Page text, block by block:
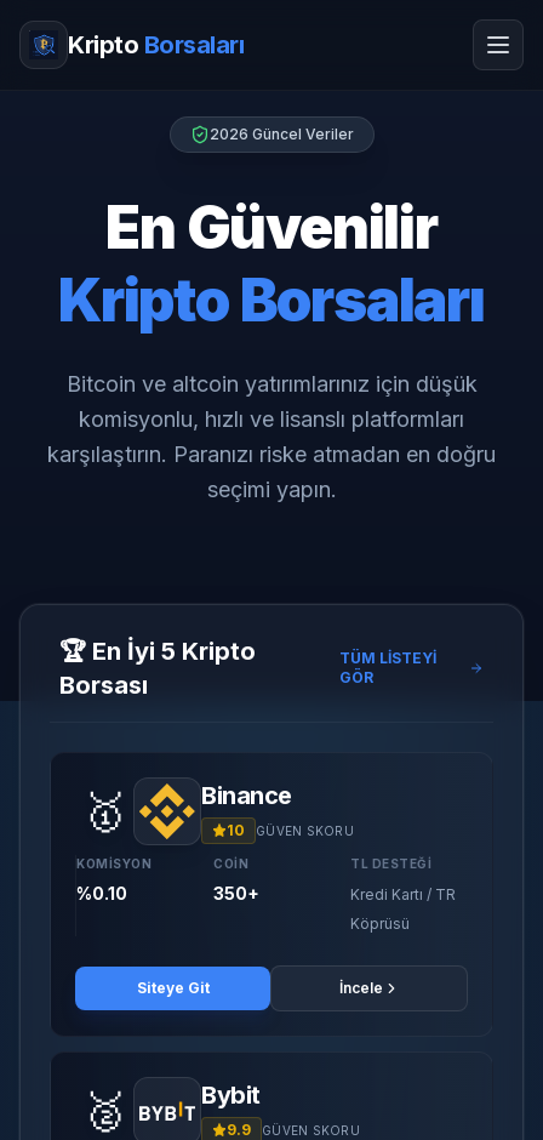
Kripto Borsaları
2026 Güncel Veriler
En Güvenilir
Kripto Borsaları
Bitcoin ve altcoin yatırımlarınız için düşük
komisyonlu, hızlı ve lisanslı platformları
karşılaştırın. Paranızı riske atmadan en doğru
seçimi yapın.
🏆 En İyi 5 Kripto
Borsası
TÜM LİSTEYİ
GÖR
🥇 Binance
10 GÜVEN SKORU
KOMISYON
%0.10
COIN
350+
TL DESTEĞI
Kredi Kartı / TR
Köprüsü
Siteye Git İncele
🥈 Bybit
9.9 GÜVEN SKORU